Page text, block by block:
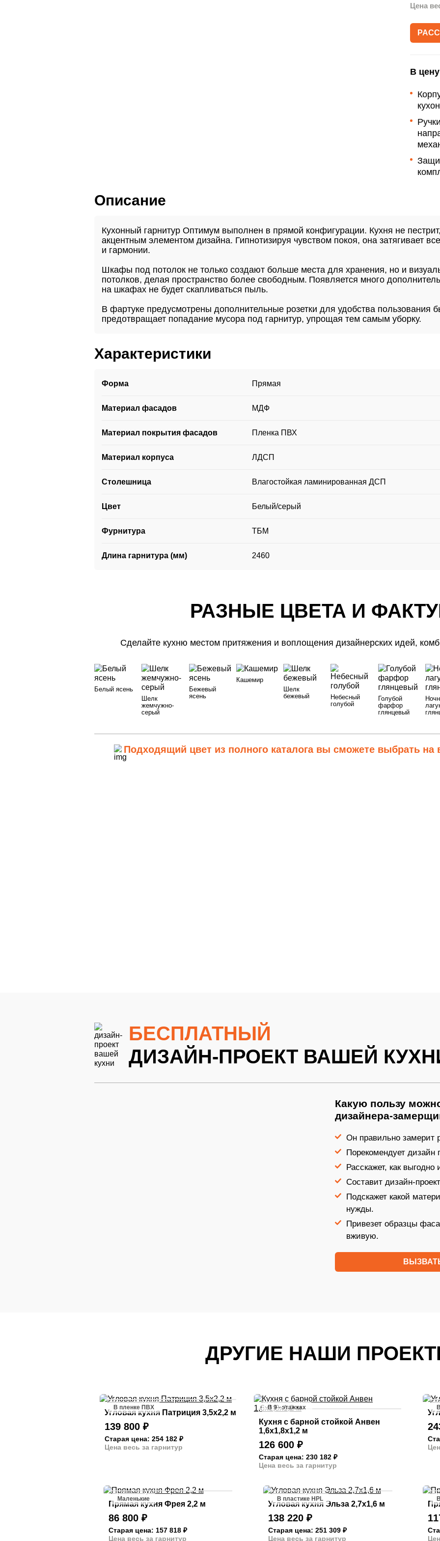
Цена
В
Описание
Кухонный гарнитур Оптимум выполнен в прямой конфигурации. Кухня не
акцентным элементом дизайна. Гипнотизируя чувством покоя, она затягивает
и гармонии.
Шкафы под потолок не только создают больше места для хранения, но и
потолков, делая пространство более свободным. Появляется много
на шкафах не будет скапливаться пыль.
В фартуке предусмотрены дополнительные розетки для удобства пользования
предотвращает попадание мусора под гарнитур, упрощая тем самым уборку.
Характеристики
Форма Прямая
Материал фасадов МДФ
Материал покрытия фасадов Пленка ПВХ
Материал корпуса ЛДСП
Столешница Влагостойкая ламинированная ДСП
Цвет Белый/серый
Фурнитура ТБМ
Длина гарнитура (мм) 2460
РАЗНЫЕ ЦВЕТА И
Сделайте кухню местом притяжения и воплощения дизайнерских идей,
Белый ясень
Шелк
жемчужно-
серый
Бежевый
ясень
Кашемир
Шелк
бежевый
Небесный
голубой
Голубой
фарфор
глянцевый
Подходящий цвет из полного каталога вы сможете выбрать на
БЕСПЛАТНЫЙ
ДИЗАЙН-ПРОЕКТ ВАШЕЙ
Какую пользу
дизайнера-
Он правильно замерит
Порекомендует дизайн
Расскажет, как выгодно
Составит дизайн-
Подскажет какой
нужды.
Привезет образцы
вживую.
ДРУГИЕ НАШИ
В пленке ПВХ
Угловая кухня Патриция 3,5х2,2 м
139 800 ₽
Старая цена: 254 182 ₽
Цена весь за гарнитур
В 9 - этажках
Кухня с барной стойкой Анвен
1,6х1,8х1,2 м
126 600 ₽
Старая цена: 230 182 ₽
Цена весь за гарнитур
Маленькие
Прямая кухня Фрея 2,2 м
86 800 ₽
Старая цена: 157 818 ₽
Цена весь за гарнитур
В пластике HPL
Угловая кухня Эльза 2,7х1,6 м
138 220 ₽
Старая цена: 251 309 ₽
Цена весь за гарнитур